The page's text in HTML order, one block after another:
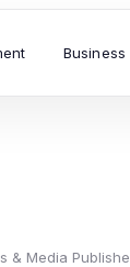
& Media